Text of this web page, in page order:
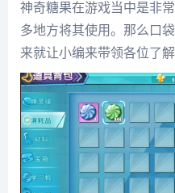
神奇糖果在游戏当中是非
多地方将其使用。那么口
来就让小编来带领各位了